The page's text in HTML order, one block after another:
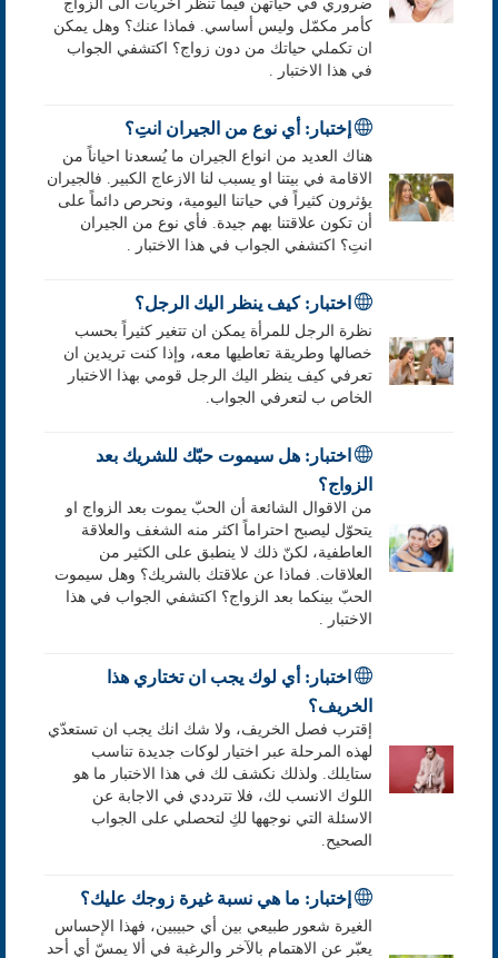
ضروري في حياتهن فيما تنظر اخريات الى الزواج
كأمر مكمّل وليس أساسي. فماذا عنك؟ وهل يمكن
ان تكملي حياتك من دون زواج؟ اكتشفي الجواب
في هذا الاختبار .
إختبار: أي نوع من الجيران انتِ؟
هناك العديد من انواع الجيران ما يُسعدنا احياناً من
الاقامة في بيتنا او يسبب لنا الازعاج الكبير. فالجيران
يؤثرون كثيراً في حياتنا اليومية، ونحرص دائماً على
أن تكون علاقتنا بهم جيدة. فأي نوع من الجيران
انتِ؟ اكتشفي الجواب في هذا الاختبار .
اختبار: كيف ينظر اليك الرجل؟
نظرة الرجل للمرأة يمكن ان تتغير كثيراً بحسب
خصالها وطريقة تعاطيها معه، وإذا كنت تريدين ان
تعرفي كيف ينظر اليك الرجل قومي بهذا الاختبار
الخاص ب لتعرفي الجواب.
اختبار: هل سيموت حبّك للشريك بعد
الزواج؟
من الاقوال الشائعة أن الحبّ يموت بعد الزواج او
يتحوّل ليصبح احتراماً اكثر منه الشغف والعلاقة
العاطفية، لكنّ ذلك لا ينطبق على الكثير من
العلاقات. فماذا عن علاقتك بالشريك؟ وهل سيموت
الحبّ بينكما بعد الزواج؟ اكتشفي الجواب في هذا
الاختبار .
اختبار: أي لوك يجب ان تختاري هذا
الخريف؟
إقترب فصل الخريف، ولا شك انك يجب ان تستعدّي
لهذه المرحلة عبر اختيار لوكات جديدة تناسب
ستايلك. ولذلك نكشف لك في هذا الاختبار ما هو
اللوك الانسب لك، فلا تترددي في الاجابة عن
الاسئلة التي نوجهها لكِ لتحصلي على الجواب
الصحيح.
إختبار: ما هي نسبة غيرة زوجك عليك؟
الغيرة شعور طبيعي بين أي حبيبين، فهذا الإحساس
يعبّر عن الاهتمام بالآخر والرغبة في ألا يمسّ أي أحد